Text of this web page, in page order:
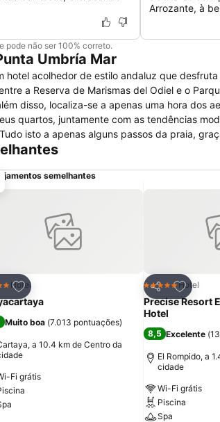
Arrozante, à
pode não ser 100% correto.
Umbría Mar
hotel acolhedor de estilo andaluz que
a Reserva de Marismas del Odiel e o
disso, localiza-se a apenas uma hora dos
quartos, juntamente com as tendências
isto a apenas alguns passos da praia,
o mar. Se procura um hotel em Huelva onde provar a cozinha típica da
para
semelhantes
Adicionar aos favoritos
Hotel
Muito boa (7.013 pontuações)
a 10.4 km de Centro da
Fi grátis
Partilhar
5 EstrelasHotel
Precise Resort
Hotel
8,5 Excelente (
El Rompido, a
cidade
Wi-Fi grátis
Piscina
Spa